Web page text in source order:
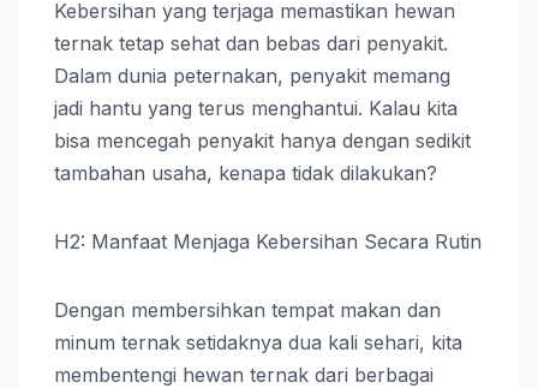
Kebersihan yang terjaga memastikan hewan
ternak tetap sehat dan bebas dari penyakit.
Dalam dunia peternakan, penyakit memang
jadi hantu yang terus menghantui. Kalau kita
bisa mencegah penyakit hanya dengan sedikit
tambahan usaha, kenapa tidak dilakukan?
H2: Manfaat Menjaga Kebersihan Secara Rutin
Dengan membersihkan tempat makan dan
minum ternak setidaknya dua kali sehari, kita
membentengi hewan ternak dari berbagai